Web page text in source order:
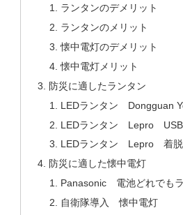
ランタンのデメリット
ランタンのメリット
懐中電灯のデメリット
懐中電灯メリット
防災に適したランタン
LEDランタン Dongguan
LEDランタン Lepro USB
LEDランタン Lepro 着脱
防災に適した懐中電灯
Panasonic 電池どれでも
自衛隊導入 懐中電灯